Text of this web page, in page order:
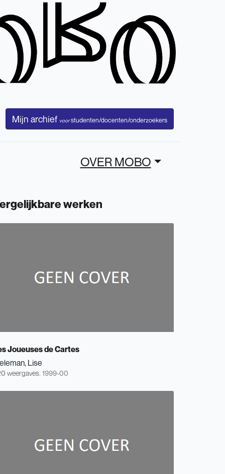
Mijn archief voorstudenten/docenten/onderzoekers
OVER MOBO
werken
Joueuses de Cartes
Lise
weergaves. 1999-00